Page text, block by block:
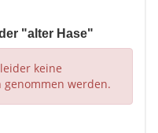
"alter Hase"
keine
werden.